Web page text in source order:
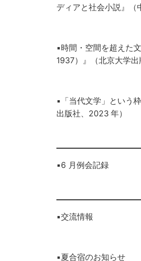
ディアと社会小説
▪️時間・空間を超えた
1937）』（北京大学
▪️「当代文学」という
出版社、2023 年）
▪️6 月例会記録
▪️交流情報
▪️夏合宿のお知らせ